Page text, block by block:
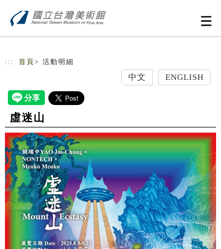
::: 首頁 > 活動明細
中文 ENGLISH
虛迷山